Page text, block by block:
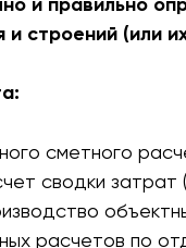
и строений (или
сметного
сводки затрат
расчетов по